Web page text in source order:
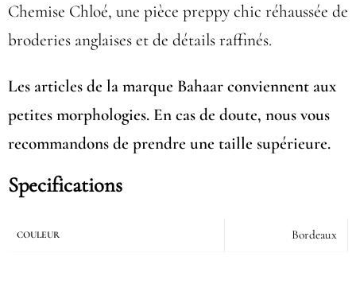
Chemise Chloé, une pièce preppy chic réhaussée de
broderies anglaises et de détails raffinés.
Les articles de la marque Bahaar conviennent aux
petites morphologies. En cas de doute, nous vous
recommandons de prendre une taille supérieure.
Specifications
COULEUR Bordeaux